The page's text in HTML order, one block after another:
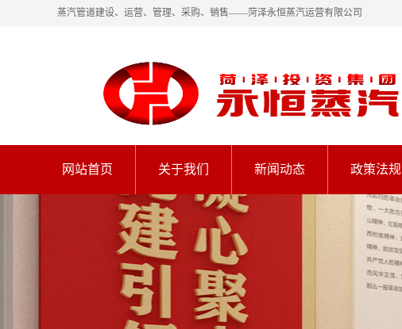
蒸汽管道建设、运营、管理、采购、销售——菏泽永恒蒸汽运营有限公司
网站首页 关于我们 新闻动态 政策法规